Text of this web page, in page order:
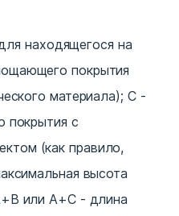
находящегося на
покрытия
материала); C -
покрытия с
(как правило,
высота
или А+С - длина